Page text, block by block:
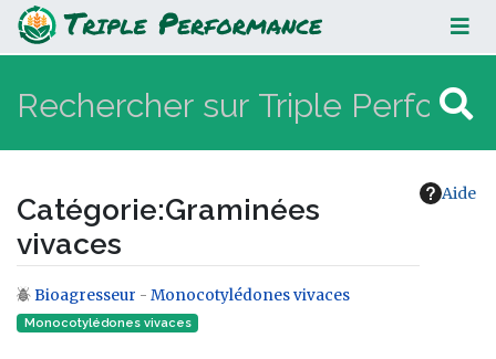
Graminées vivaces
Aide
Catégorie:Graminées
vivaces
Aller à :navigation,rechercher
Bioagresseur - Monocotylédones vivaces
Monocotylédones vivaces